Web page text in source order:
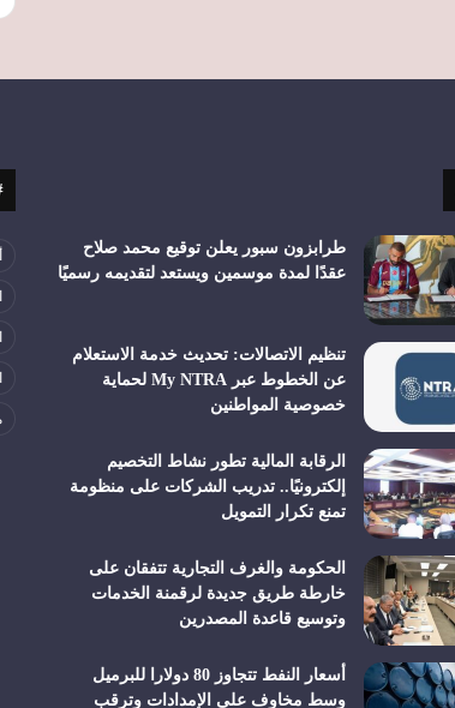
طرابزون سبور يعلن توقيع محمد صلاح
عقدًا لمدة موسمين ويستعد لتقديمه رسميًا
تنظيم الاتصالات: تحديث خدمة الاستعلام
عن الخطوط عبر My NTRA لحماية
خصوصية المواطنين
الرقابة المالية تطور نشاط التخصيم
إلكترونيًا.. تدريب الشركات على منظومة
تمنع تكرار التمويل
الحكومة والغرف التجارية تتفقان على
خارطة طريق جديدة لرقمنة الخدمات
وتوسيع قاعدة المصدرين
أسعار النفط تتجاوز 80 دولارا للبرميل
وسط مخاوف على الإمدادات وترقب